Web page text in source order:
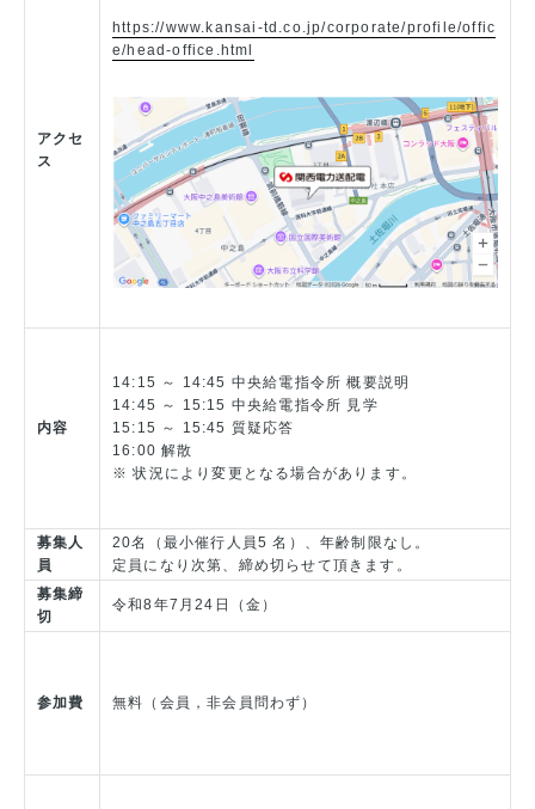
アクセ
ス
https://www.kansai-td.co.jp/corporate/profile/offic
e/head-office.html
内容
14:15 ～ 14:45 中央給電指令所 概要説明
14:45 ～ 15:15 中央給電指令所 見学
15:15 ～ 15:45 質疑応答
16:00 解散
※ 状況により変更となる場合があります。
募集人
員
20名（最小催行人員5 名）、年齢制限なし。
定員になり次第、締め切らせて頂きます。
募集締
切
令和8年7月24日（金）
参加費 無料（会員，非会員問わず）